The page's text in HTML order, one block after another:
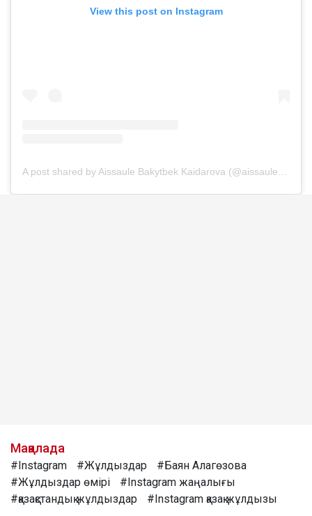
View this post on Instagram
Мақалада
#Instagram #Жұлдыздар
#Баян Алагөзова
#Жұлдыздар өмірі
#Instagram жаңалығы
#қазақстандық жұлдыздар
#Instagram қазақ жұлдызы